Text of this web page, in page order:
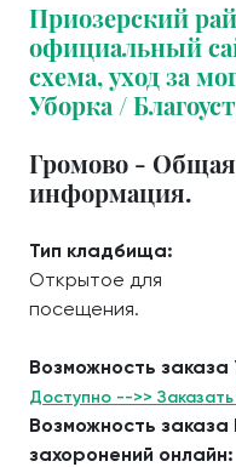
Приозерский
официальный
схема, уход за
Уборка /
Громово - Общая
информация.
Тип кладбища:
Открытое для
посещения.
Возможность
Доступно -->> Заказать
Возможность заказа
захоронений онлайн: